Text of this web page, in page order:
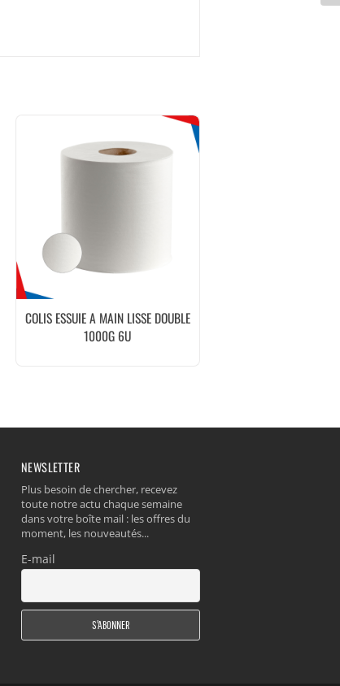
COLIS ESSUIE A MAIN LISSE DOUBLE
1000G 6U
NEWSLETTER
Plus besoin de chercher, recevez
toute notre actu chaque semaine
dans votre boîte mail : les offres du
moment, les nouveautés...
E-mail